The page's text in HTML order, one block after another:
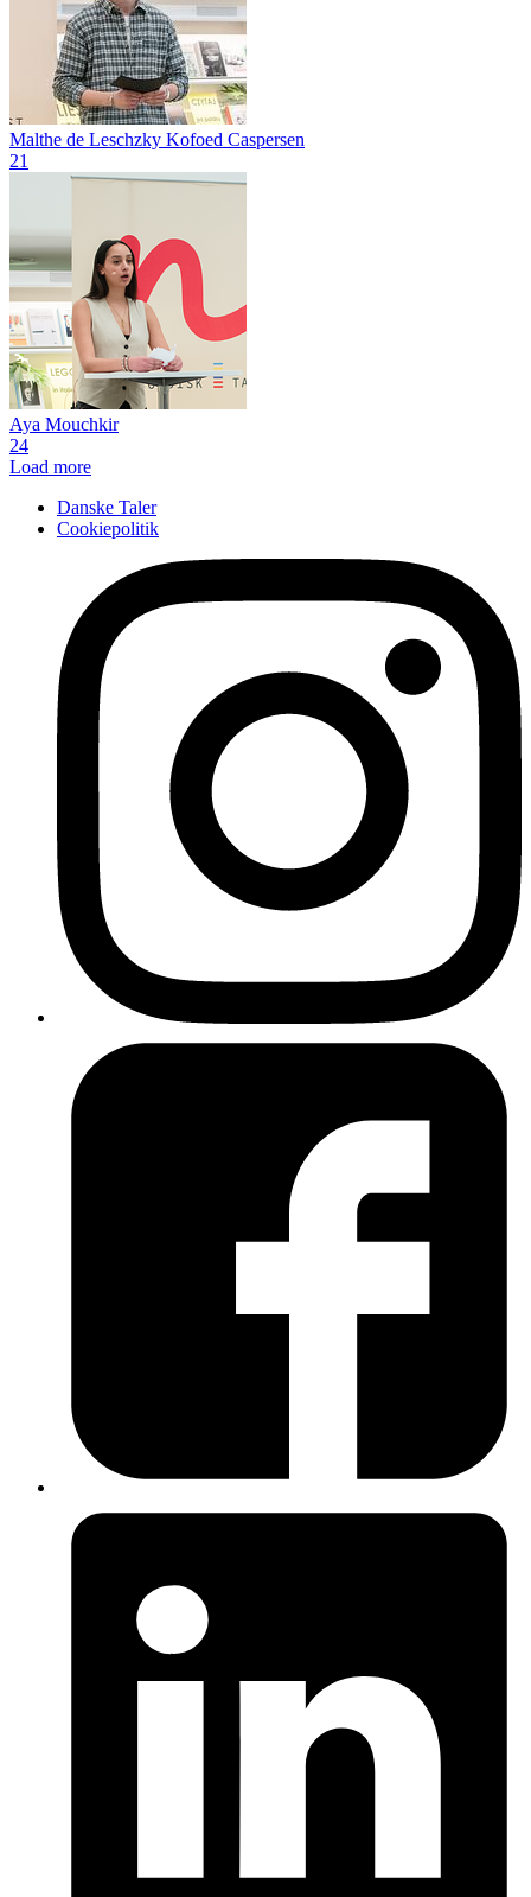
Malthe de Leschzky Kofoed Caspersen
21
Aya Mouchkir
24
Load more
Danske Taler
Cookiepolitik